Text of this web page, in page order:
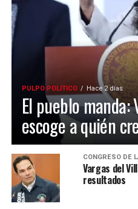
PULPO POLÍTICO Hace 2 días
El pueblo manda:
escoge a quién
CONGRESO DE
Vargas del
resultados